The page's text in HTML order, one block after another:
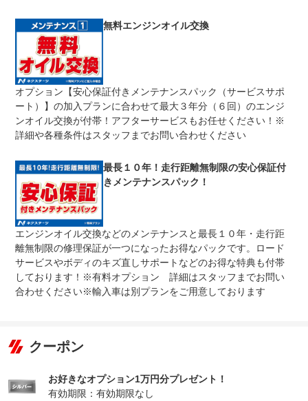
修理回数 無制限
上限金額
車両本体価格
期間中は何度でも修理可能！修理金額は車両本体価格の１
００％までしっかり保証します。車両本体価格５０万円以
下の場合は５０万円まで保証します。
免責金
無し
保証修理の対象となる場合は、お客様の費用負担は一切ご
ざいません。
保証修理
全国のネクステージで受付可能！ご遠方でネクステージに
は、スタッフまでお気軽にお尋ねください。
法定整備
整備付 法定12ヶ月または法定24ヶ月点検整備付
※車検なし・車検整備付の場合は法定24ヶ月点検整備付
※商用車は6ヶ月または12ヶ月点検整備付
法定整備
について
１．契約後～納車までに法定点検を実施致します。 ２．
支払総額に整備代金を含んでおります。 ３．点検記録簿
が発行されます。
無料エンジンオイル交換
オプション【安心保証付きメンテナンスパック（サービスサポ
ート）】の加入プランに合わせて最大３年分（６回）のエンジ
ンオイル交換が付帯！アフターサービスもお任せください！※
詳細や各種条件はスタッフまでお問い合わせください
最長１０年！走行距離無制限の安心保証付
きメンテナンスパック！
エンジンオイル交換などのメンテナンスと最長１０年・走行距
離無制限の修理保証が一つになったお得なパックです。ロード
サービスやボディのキズ直しサポートなどのお得な特典も付帯
しております！※有料オプション 詳細はスタッフまでお問い
合わせください※輸入車は別プランをご用意しております
クーポン
お好きなオプション1万円分プレゼント！
有効期限：有効期限なし